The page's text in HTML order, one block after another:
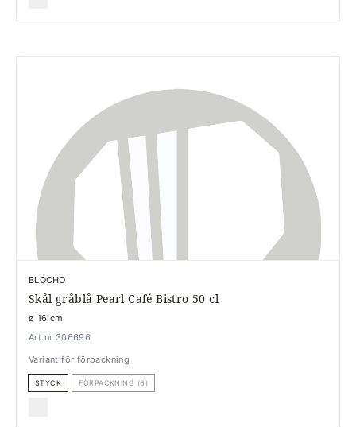
BLOCHO
Skål gråblå Pearl Café Bistro 50 cl
ø 16 cm
Art.nr 306696
Variant för förpackning
STYCK FÖRPACKNING (6)